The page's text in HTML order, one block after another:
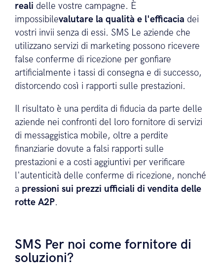
reali delle vostre campagne. È
impossibilevalutare la qualità e l'efficacia dei
vostri invii senza di essi. SMS Le aziende che
utilizzano servizi di marketing possono ricevere
false conferme di ricezione per gonfiare
artificialmente i tassi di consegna e di successo,
distorcendo così i rapporti sulle prestazioni.
Il risultato è una perdita di fiducia da parte delle
aziende nei confronti del loro fornitore di servizi
di messaggistica mobile, oltre a perdite
finanziarie dovute a falsi rapporti sulle
prestazioni e a costi aggiuntivi per verificare
l'autenticità delle conferme di ricezione, nonché
a pressioni sui prezzi ufficiali di vendita delle
rotte A2P.
SMS Per noi come fornitore di
soluzioni?